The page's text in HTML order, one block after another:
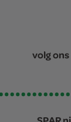
volg ons